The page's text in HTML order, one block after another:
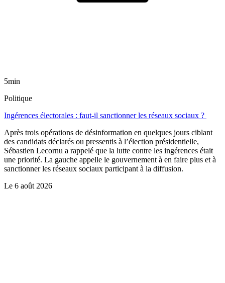
5min
Politique
Ingérences électorales : faut-il sanctionner les réseaux sociaux ?
Après trois opérations de désinformation en quelques jours ciblant
des candidats déclarés ou pressentis à l’élection présidentielle,
Sébastien Lecornu a rappelé que la lutte contre les ingérences était
une priorité. La gauche appelle le gouvernement à en faire plus et à
sanctionner les réseaux sociaux participant à la diffusion.
Le 6 août 2026